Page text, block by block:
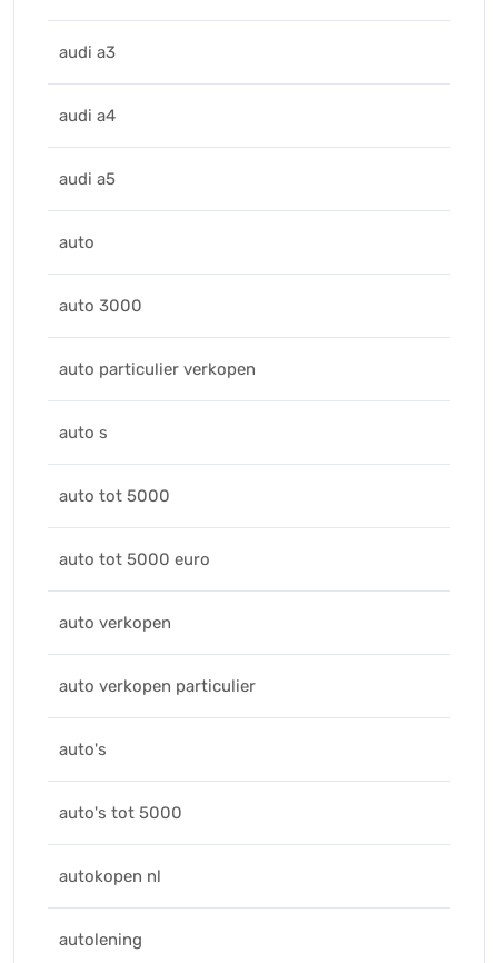
audi a3
audi a4
audi a5
auto
auto 3000
auto particulier verkopen
auto s
auto tot 5000
auto tot 5000 euro
auto verkopen
auto verkopen particulier
auto's
auto's tot 5000
autokopen nl
autolening